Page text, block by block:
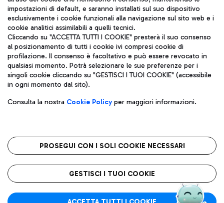
Pizza
Gelateria
Wine Bar & Sparkling
Autobus
Scopri le linee di autobus per raggiungere l'aeroporto
Leonardo Da Vinci.
Raggiungi l’aeroporto senza pensieri con il servizio di taxi a
Ristoranti
Scopri la nostra offerta per una pausa gustosa in aeroporto
Mappa Aeroporto Fiumicino
Aeroporti di Roma S.p.A. - Società soggetta a direzione e
coordinamento di Mundys S.p.A.
Codice fiscale e Registro delle Imprese di Roma 13032990155 P.
IVA 06572251004
Capitale sociale 62.224.743,00 int. vers.
Sede legale: Via Pier Paolo Racchetti 1 - 00054 Fiumicino (RM)
telefono +39 06 65951
Privacy policy
Note legali
Roma FCO
L'aeroporto stellato
impostazioni di default, e saranno installati sul suo dispositivo
esclusivamente i cookie funzionali alla navigazione sul sito web e i
cookie analitici assimilabili a quelli tecnici.
Cliccando su "ACCETTA TUTTI I COOKIE" presterà il suo consenso
al posizionamento di tutti i cookie ivi compresi cookie di
profilazione. Il consenso è facoltativo e può essere revocato in
qualsiasi momento. Potrà selezionare le sue preferenze per i
singoli cookie cliccando su "GESTISCI I TUOI COOKIE" (accessibile
in ogni momento dal sito).
Consulta la nostra Cookie Policyper maggiori informazioni.
PROSEGUI CON I SOLI COOKIE NECESSARI
GESTISCI I TUOI COOKIE